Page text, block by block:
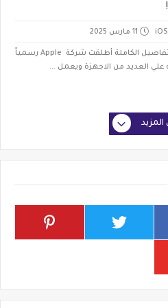
11 مارس 2025
اصدار iOS 18.3.2 متاح الآن – إليك التفاصيل الكاملة أطلقت شركة Apple رسمياً